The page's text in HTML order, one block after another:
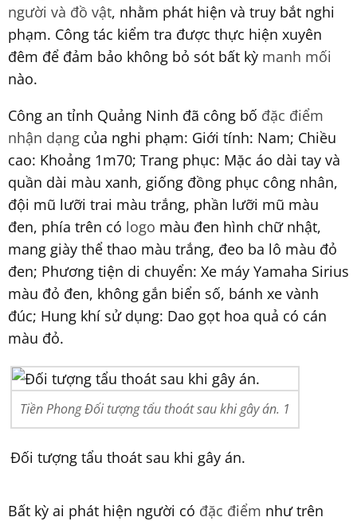
người và đồ vật, nhằm phát hiện và truy bắt nghi
phạm. Công tác kiểm tra được thực hiện xuyên
đêm để đảm bảo không bỏ sót bất kỳ manh mối
nào.
Công an tỉnh Quảng Ninh đã công bố đặc điểm
nhận dạng của nghi phạm: Giới tính: Nam; Chiều
cao: Khoảng 1m70; Trang phục: Mặc áo dài tay và
quần dài màu xanh, giống đồng phục công nhân,
đội mũ lưỡi trai màu trắng, phần lưỡi mũ màu
đen, phía trên có logo màu đen hình chữ nhật,
mang giày thể thao màu trắng, đeo ba lô màu đỏ
đen; Phương tiện di chuyển: Xe máy Yamaha Sirius
màu đỏ đen, không gắn biển số, bánh xe vành
đúc; Hung khí sử dụng: Dao gọt hoa quả có cán
màu đỏ.
Tiền Phong Đối tượng tẩu thoát sau khi gây án. 1
Đối tượng tẩu thoát sau khi gây án.
Bất kỳ ai phát hiện người có đặc điểm như trên